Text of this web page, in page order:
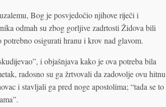
Bog je posvjedočio njihove riječi i
odmah su zbog gorljive zadrtosti Židova bili
osigurati hranu i krov nad glavom.
i objašnjava kako je ova potreba bila
radosno su ga žrtvovali da zadovolje ovu hitnu
i stavljali ga pred noge apostolima; “tada se to